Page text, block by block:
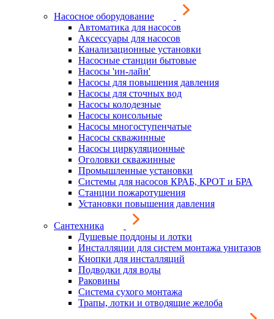
Насосное оборудование
Автоматика для насосов
Аксессуары для насосов
Канализационные установки
Насосные станции бытовые
Насосы 'ин-лайн'
Насосы для повышения давления
Насосы для сточных вод
Насосы колодезные
Насосы консольные
Насосы многоступенчатые
Насосы скважинные
Насосы циркуляционные
Оголовки скважинные
Промышленные установки
Системы для насосов КРАБ, КРОТ и БРА
Станции пожаротушения
Установки повышения давления
Сантехника
Душевые поддоны и лотки
Инсталляции для систем монтажа унитазов
Кнопки для инсталляций
Подводки для воды
Раковины
Система сухого монтажа
Трапы, лотки и отводящие желоба